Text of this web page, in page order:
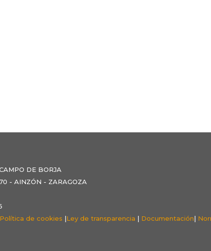
DE BORJA
- AINZÓN - ZARAGOZA
Política de cookies |Ley de transparencia | Documentación|